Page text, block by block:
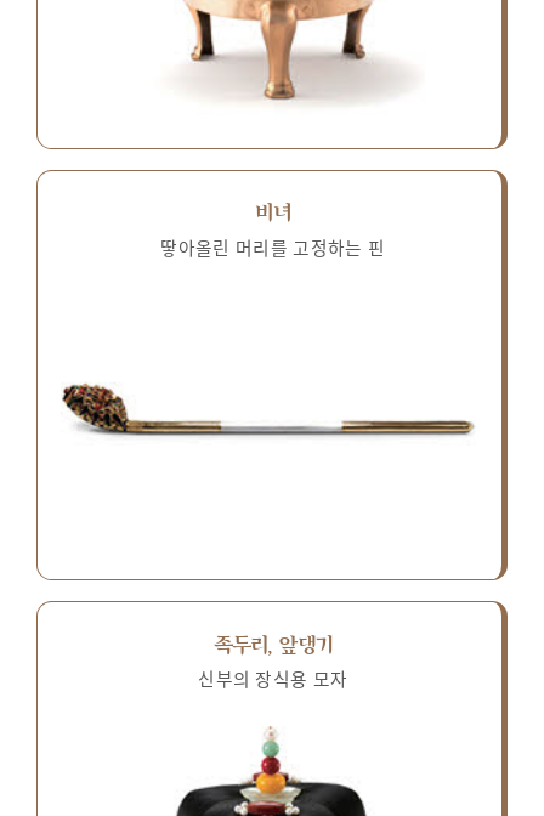
비녀
땋아올린 머리를 고정하는 핀
족두리, 앞댕기
신부의 장식용 모자